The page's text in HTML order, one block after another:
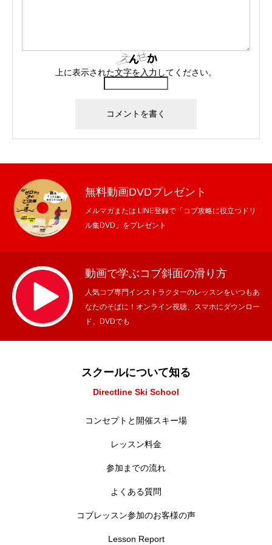
上に表示された文字を入力してください。
無料動画DVDプレゼント
メルマガまたは LINE登録で「コブ攻略に役立つドリ
ル集DVD」をプレゼント
動画で学ぶコブ斜面の滑り方
人気コブ専門インストラクターのレッスンをいつもあ
なたのそばに！オンライン視聴、スマホにダウンロー
ド、DVDでも
スクールについて知る
Directline Ski School
コンセプトと開催スキー場
レッスン料金
参加までの流れ
よくある質問
コブレッスン参加のお客様の声
Lesson Report